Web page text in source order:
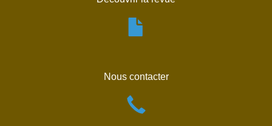
Nous contacter